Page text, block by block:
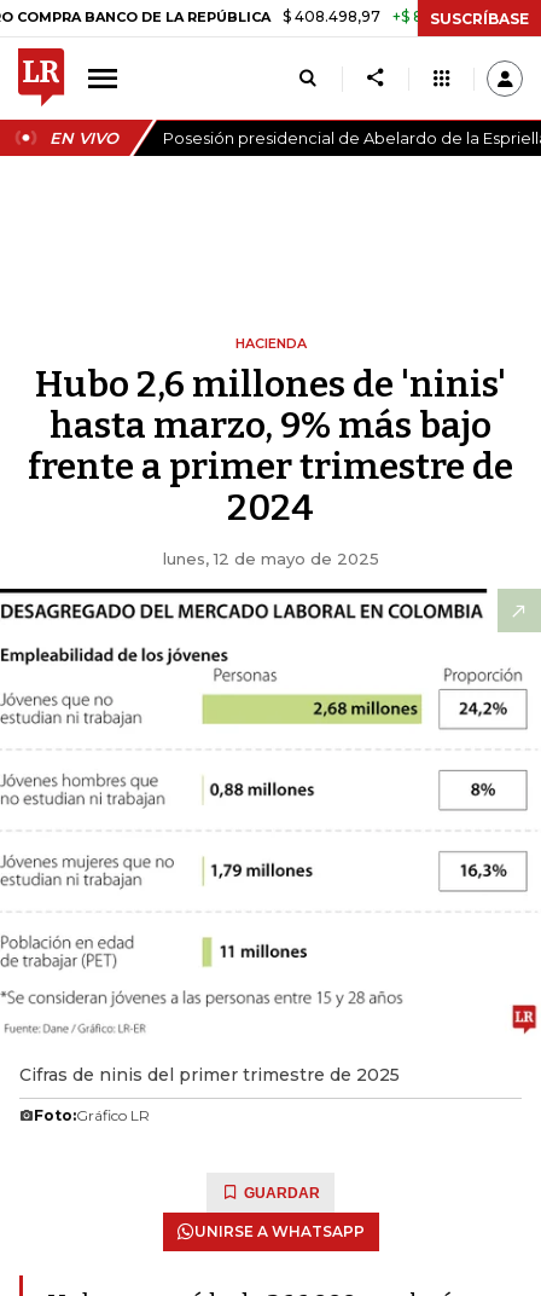
BANCO DE LA REPÚBLICA $ 408.498,97 +$ 8.753,81 +2,19%
SUSCRÍBASE
EN VIVO Posesión presidencial de Abelardo de la
HACIENDA
Hubo 2,6 millones de 'ninis'
hasta marzo, 9% más bajo
frente a primer trimestre de
2024
lunes, 12 de mayo de 2025
Cifras de ninis del primer trimestre de 2025
Foto:Gráfico LR
GUARDAR
UNIRSE A WHATSAPP